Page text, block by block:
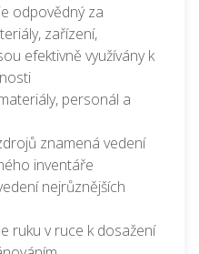
odpovědný za
zařízení,
efektivně využívány k
personál a
znamená vedení
inventáře
nejrůznějších
ruku v ruce k dosažení